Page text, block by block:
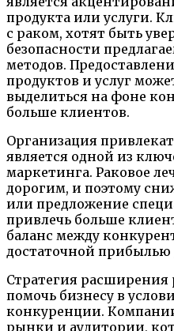
продукта или услуги.
с раком, хотят быть
безопасности
методов.
продуктов и услуг
выделиться на фоне
больше клиентов.
Организация
является одной из
маркетинга. Раковое
дорогим, и поэтому
или предложение
привлечь больше
баланс между
достаточной
Стратегия
помочь бизнесу в
конкуренции.
рынки и аудитории,